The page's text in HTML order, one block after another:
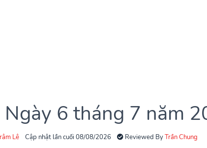
Ngày 6 tháng 7 năm
Lê Cập nhật lần cuối 08/08/2026 Reviewed ByTrần Chung